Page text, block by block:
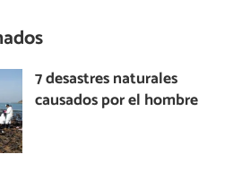
7 desastres naturales
causados por el hombre